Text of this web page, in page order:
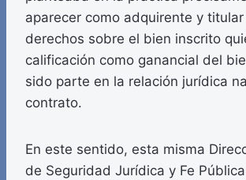
aparecer como adquirente y
derechos sobre el bien inscrito
calificación como ganancial del
sido parte en la relación jurídica
contrato.
En este sentido, esta misma
de Seguridad Jurídica y Fe